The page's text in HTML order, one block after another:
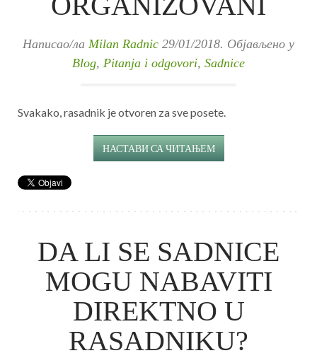
Написао/ла Milan Radnic 29/01/2018. Објављено у
Blog, Pitanja i odgovori, Sadnice
Svakako, rasadnik je otvoren za sve posete.
НАСТАВИ СА ЧИТАЊЕМ
DA LI SE SADNICE
MOGU NABAVITI
DIREKTNO U
RASADNIKU?